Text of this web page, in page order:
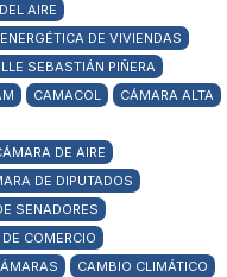
AIRE
DE VIVIENDAS
SEBASTIÁN PIÑERA
CAMACOL
CÁMARA ALTA
DE AIRE
DE DIPUTADOS
SENADORES
COMERCIO
CAMBIO CLIMÁTICO